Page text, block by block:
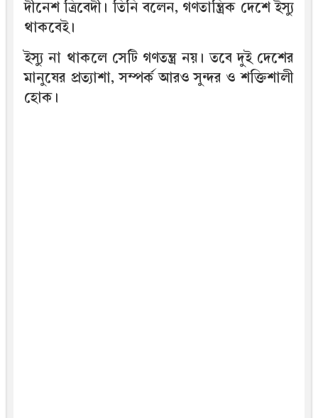
দীনেশ ত্রিবেদী। তিনি বলেন, গণতান্ত্রিক দেশে ইস্যু
থাকবেই।
ইস্যু না থাকলে সেটি গণতন্ত্র নয়। তবে দুই দেশের
মানুষের প্রত্যাশা, সম্পর্ক আরও সুন্দর ও শক্তিশালী
হোক।